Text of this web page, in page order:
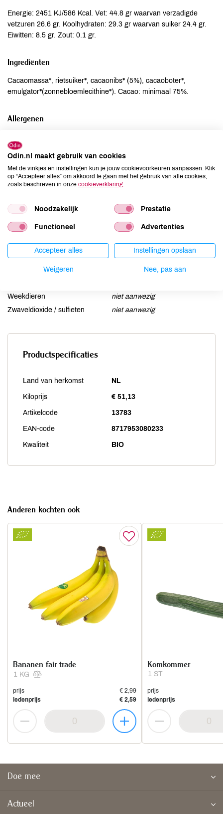
Energie: 2451 KJ/586 Kcal. Vet: 44.8 gr waarvan verzadigde
vetzuren 26.6 gr. Koolhydraten: 29.3 gr waarvan suiker 24.4 gr.
Eiwitten: 8.5 gr. Zout: 0.1 gr.
Ingrediënten
Cacaomassa*, rietsuiker*, cacaonibs* (5%), cacaoboter*,
emulgator*(zonnebloemlecithine*). Cacao: minimaal 75%.
Allergenen
Ei
Gluten
niet aanwezig
Lactose
kan bevatten
Mosterd
niet aanwezig
Schaaldieren
niet aanwezig
Selderij
niet aanwezig
Sesam
niet aanwezig
niet aanwezig
Weekdieren
niet aanwezig
Zwaveldioxide / sulfieten
niet aanwezig
Productspecificaties
Land van herkomst NL
Kiloprijs € 51,13
Artikelcode 13783
EAN-code 8717953080233
Kwaliteit BIO
Anderen kochten ook
1 KG
Bananen fair trade
prijs
€ 2,99
ledenprijs
€ 2,59
1 ST
Komkommer
prijs
ledenprijs
Doe mee
Actueel
Odin.nl maakt gebruik van cookies
Met de vinkjes en instellingen kun je jouw cookievoorkeuren aanpassen. Klik
op “Accepteer alles” om akkoord te gaan met het gebruik van alle cookies,
zoals beschreven in onze cookieverklaring.
Noodzakelijk Prestatie
Functioneel Advertenties
Accepteer alles Instellingen opslaan
Weigeren Nee, pas aan